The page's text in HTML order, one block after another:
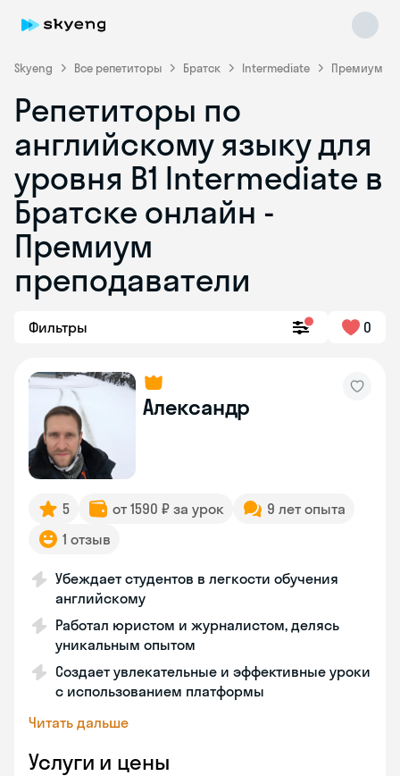
Skyeng Все репетиторы Братск Intermediate Премиум
Репетиторы по
английскому языку для
уровня B1 Intermediate в
Братске онлайн -
Премиум
преподаватели
Фильтры 0
Александр
5 от 1590 ₽ за урок
9 лет опыта
1 отзыв
Убеждает студентов в легкости обучения
английскому
Работал юристом и журналистом, делясь
уникальным опытом
Создает увлекательные и эффективные уроки
с использованием платформы
Читать дальше
Услуги и цены
online